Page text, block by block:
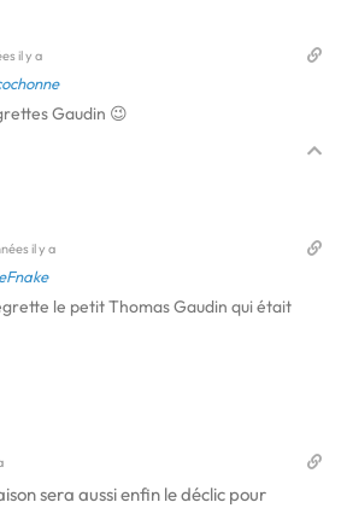
il y a
Gaudin 😉
il y a
le petit Thomas Gaudin qui était
sera aussi enfin le déclic pour